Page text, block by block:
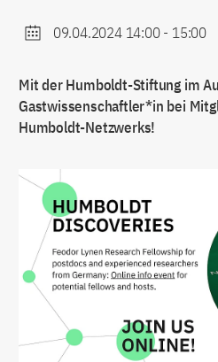
09.04.2024 14:00- 15:00
Mit der Humboldt-Stiftung im
Gastwissenschaftler*in bei
Humboldt-Netzwerks!